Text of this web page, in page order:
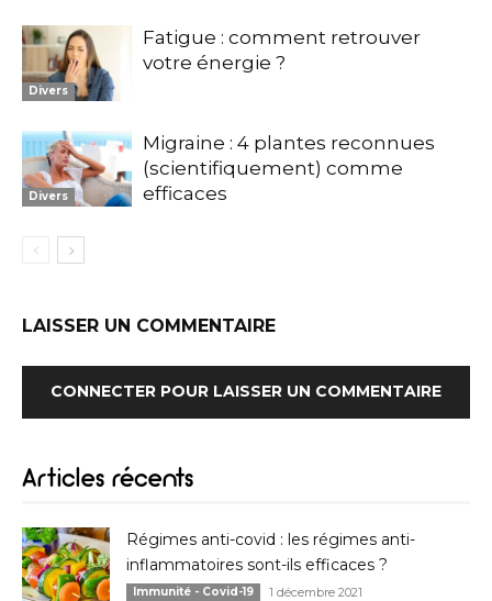
Divers
Fatigue : comment retrouver
votre énergie ?
Divers
Migraine : 4 plantes reconnues
(scientifiquement) comme
efficaces
LAISSER UN COMMENTAIRE
CONNECTER POUR LAISSER UN COMMENTAIRE
Articles récents
Régimes anti-covid : les régimes anti-
inflammatoires sont-ils efficaces ?
Immunité - Covid-19 1 décembre 2021